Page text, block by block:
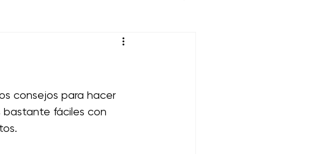
consejos para hacer
bastante fáciles con